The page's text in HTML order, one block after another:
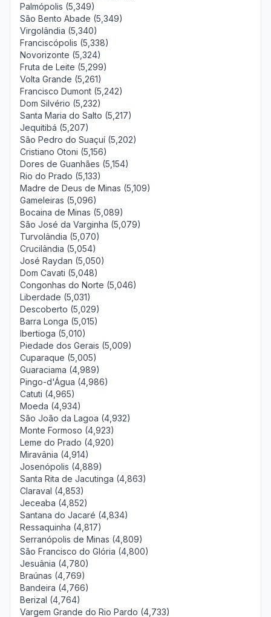
Palmópolis (5,349)
São Bento Abade (5,349)
Virgolândia (5,340)
Franciscópolis (5,338)
Novorizonte (5,324)
Fruta de Leite (5,299)
Volta Grande (5,261)
Francisco Dumont (5,242)
Dom Silvério (5,232)
Santa Maria do Salto (5,217)
Jequitibá (5,207)
São Pedro do Suaçuí (5,202)
Cristiano Otoni (5,156)
Dores de Guanhães (5,154)
Rio do Prado (5,133)
Madre de Deus de Minas (5,109)
Gameleiras (5,096)
Bocaina de Minas (5,089)
São José da Varginha (5,079)
Turvolândia (5,070)
Crucilândia (5,054)
José Raydan (5,050)
Dom Cavati (5,048)
Congonhas do Norte (5,046)
Liberdade (5,031)
Descoberto (5,029)
Barra Longa (5,015)
Ibertioga (5,010)
Piedade dos Gerais (5,009)
Cuparaque (5,005)
Guaraciama (4,989)
Pingo-d'Água (4,986)
Catuti (4,965)
Moeda (4,934)
São João da Lagoa (4,932)
Monte Formoso (4,923)
Leme do Prado (4,920)
Miravânia (4,914)
Josenópolis (4,889)
Santa Rita de Jacutinga (4,863)
Claraval (4,853)
Jeceaba (4,852)
Santana do Jacaré (4,834)
Ressaquinha (4,817)
Serranópolis de Minas (4,809)
São Francisco do Glória (4,800)
Jesuânia (4,780)
Braúnas (4,769)
Bandeira (4,766)
Berizal (4,764)
Vargem Grande do Rio Pardo (4,733)